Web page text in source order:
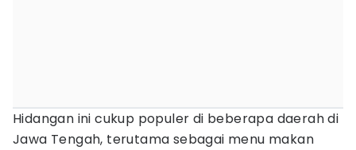
Hidangan ini cukup populer di beberapa daerah di
Jawa Tengah, terutama sebagai menu makan